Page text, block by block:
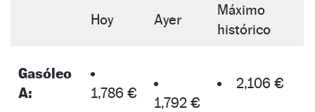
Hoy Ayer
Máximo
histórico
Gasóleo
A:
1,786 €
1,792 €
2,106 €